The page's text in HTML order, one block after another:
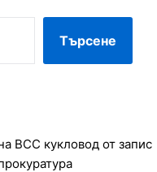
Търсене
ВСС кукловод от запис